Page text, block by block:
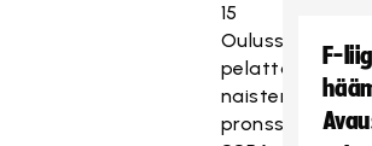
15
Oulussa
pelattavan
naisten
pronssiottelun
F-